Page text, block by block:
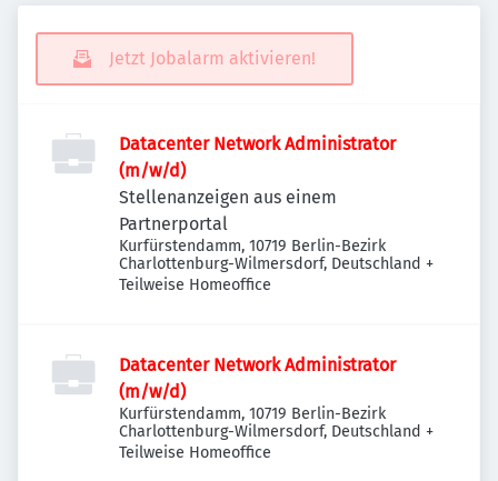
Jetzt Jobalarm aktivieren!
Datacenter Network Administrator
(m/w/d)
Stellenanzeigen aus einem
Partnerportal
Kurfürstendamm, 10719 Berlin-Bezirk
Charlottenburg-Wilmersdorf, Deutschland +
Teilweise Homeoffice
Datacenter Network Administrator
(m/w/d)
Kurfürstendamm, 10719 Berlin-Bezirk
Charlottenburg-Wilmersdorf, Deutschland +
Teilweise Homeoffice